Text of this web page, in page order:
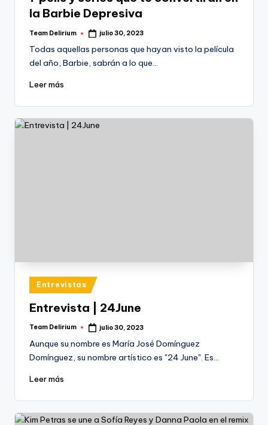
la Barbie Depresiva
Publicado
Team Delirium julio 30, 2023
Todas aquellas personas que hayan visto la película
del año, Barbie, sabrán a lo que…
Leer más
Publicado
en
Entrevistas
Entrevista | 24June
Publicado
Team Delirium julio 30, 2023
Aunque su nombre es María José Domínguez
Domínguez, su nombre artístico es "24 June". Es…
Leer más